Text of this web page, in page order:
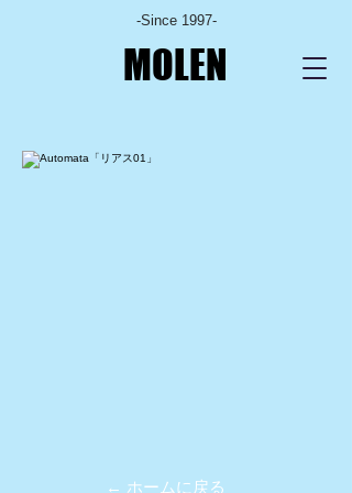
-Since 1997-
MOLEN
← ホームに戻る